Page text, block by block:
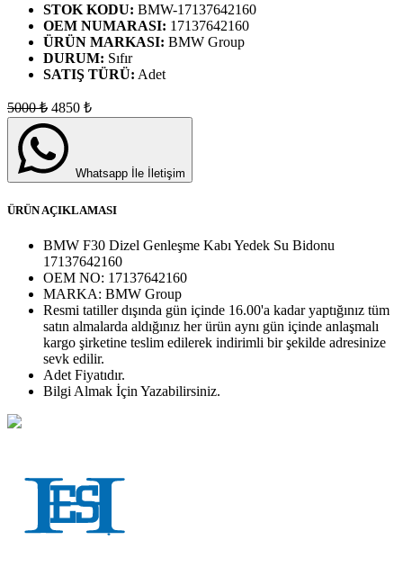
STOK KODU: BMW-17137642160
OEM NUMARASI: 17137642160
ÜRÜN MARKASI: BMW Group
DURUM: Sıfır
SATIŞ TÜRÜ: Adet
5000₺ 4850 ₺
Whatsapp İle İletişim
ÜRÜN AÇIKLAMASI
BMW F30 Dizel Genleşme Kabı Yedek Su Bidonu
17137642160
OEM NO: 17137642160
MARKA: BMW Group
Resmi tatiller dışında gün içinde 16.00'a kadar yaptığınız tüm
satın almalarda aldığınız her ürün aynı gün içinde anlaşmalı
kargo şirketine teslim edilerek indirimli bir şekilde adresinize
sevk edilir.
Adet Fiyatıdır.
Bilgi Almak İçin Yazabilirsiniz.